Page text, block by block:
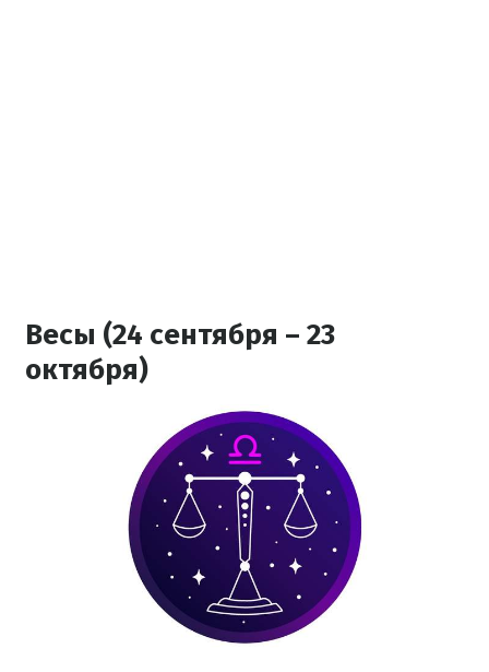
Весы (24 сентября – 23
октября)